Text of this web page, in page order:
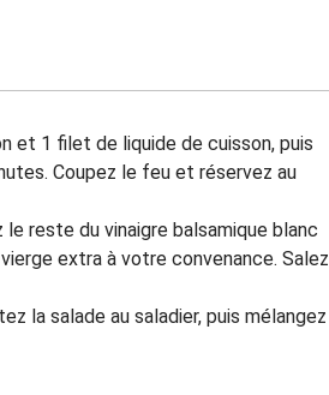
et 1 filet de liquide de cuisson, puis
Coupez le feu et réservez au
le reste du vinaigre balsamique blanc
extra à votre convenance. Salez
la salade au saladier, puis mélangez